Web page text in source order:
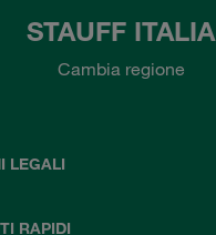
STAUFF ITALIA
Cambia regione
LEGALI
RAPIDI